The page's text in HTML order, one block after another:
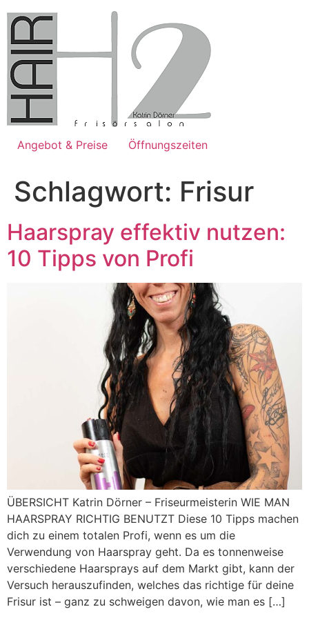
Inhalt
springen
Angebot & Preise Öffnungszeiten
Schlagwort: Frisur
Haarspray effektiv nutzen:
10 Tipps von Profi
ÜBERSICHT Katrin Dörner – Friseurmeisterin WIE MAN
HAARSPRAY RICHTIG BENUTZT Diese 10 Tipps machen
dich zu einem totalen Profi, wenn es um die
Verwendung von Haarspray geht. Da es tonnenweise
verschiedene Haarsprays auf dem Markt gibt, kann der
Versuch herauszufinden, welches das richtige für deine
Frisur ist – ganz zu schweigen davon, wie man es […]